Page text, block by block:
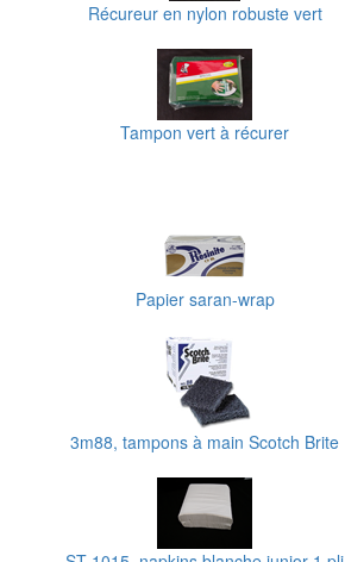
Récureur en nylon robuste vert
Tampon vert à récurer
Papier saran-wrap
3m88, tampons à main Scotch Brite